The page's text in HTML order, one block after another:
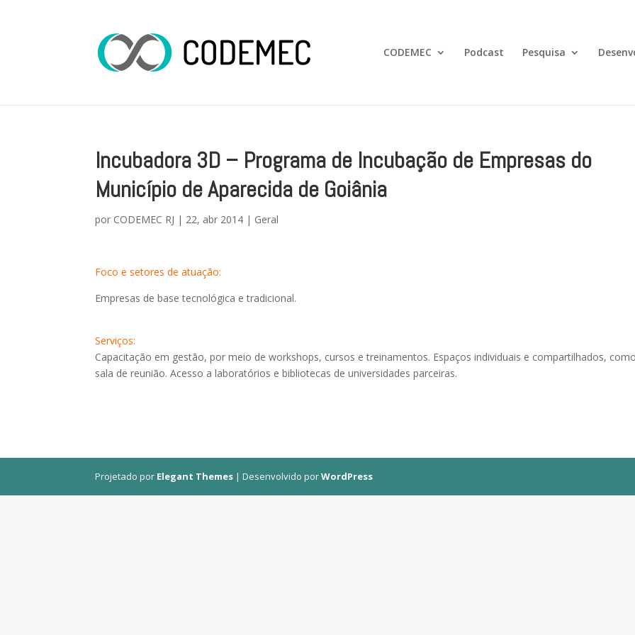
CODEMEC Podcast Pesquisa
Incubadora 3D – Programa de Incubação de Empresas do
Município de Aparecida de Goiânia
por CODEMEC RJ | 22, abr 2014 | Geral
Foco e setores de atuação:
Empresas de base tecnológica e tradicional.
Serviços:
Capacitação em gestão, por meio de workshops, cursos e treinamentos. Espaços individuais e compartilhados,
sala de reunião. Acesso a laboratórios e bibliotecas de universidades parceiras.
Projetado por Elegant Themes | Desenvolvido porWordPress